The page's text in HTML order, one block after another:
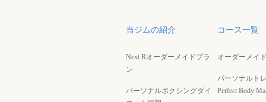
当ジムの紹介
Next Rオーダーメイドプラ
ン
パーソナルボクシングダイ
コース一覧
オーダーメイ
パーソナルト
Perfect Body